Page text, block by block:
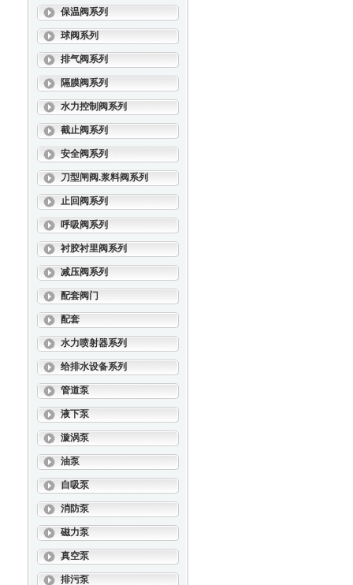
保温阀系列
球阀系列
排气阀系列
隔膜阀系列
水力控制阀系列
截止阀系列
安全阀系列
刀型闸阀.浆料阀系列
止回阀系列
呼吸阀系列
衬胶衬里阀系列
减压阀系列
配套阀门
配套
水力喷射器系列
给排水设备系列
管道泵
液下泵
漩涡泵
油泵
自吸泵
消防泵
磁力泵
真空泵
排污泵